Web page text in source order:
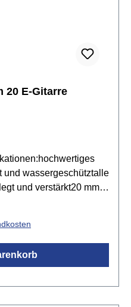
20 E-Gitarre
und wassergeschütztalle
und verstärkt20 mm
NPS (Neck
gefütterte,
Rucksackgurtedick